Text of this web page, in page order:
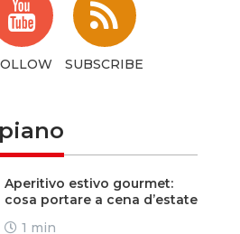
SUBSCRIBE
Aperitivo estivo gourmet:
cosa portare a cena d’estate
1 min